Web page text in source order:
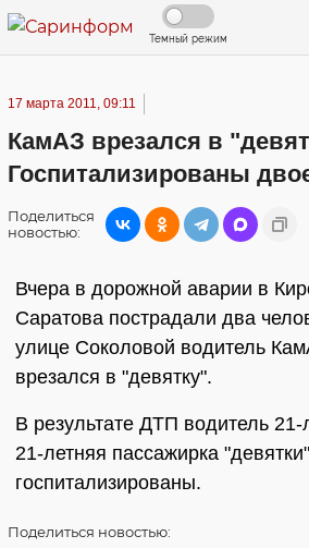
Темный режим
17 марта 2011, 09:11
КамАЗ врезался в
Госпитализированы
Поделиться
новостью:
Вчера в дорожной аварии в
Саратова пострадали два
улице Соколовой водитель
врезался в "девятку".
В результате ДТП водитель 21-
21-летняя пассажирка
госпитализированы.
Поделиться новостью: